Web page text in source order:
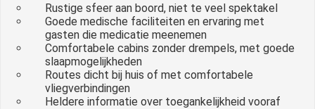
Rustige sfeer aan boord, niet te veel spektakel
Goede medische faciliteiten en ervaring met
gasten die medicatie meenemen
Comfortabele cabins zonder drempels, met goede
slaapmogelijkheden
Routes dicht bij huis of met comfortabele
vliegverbindingen
Heldere informatie over toegankelijkheid vooraf